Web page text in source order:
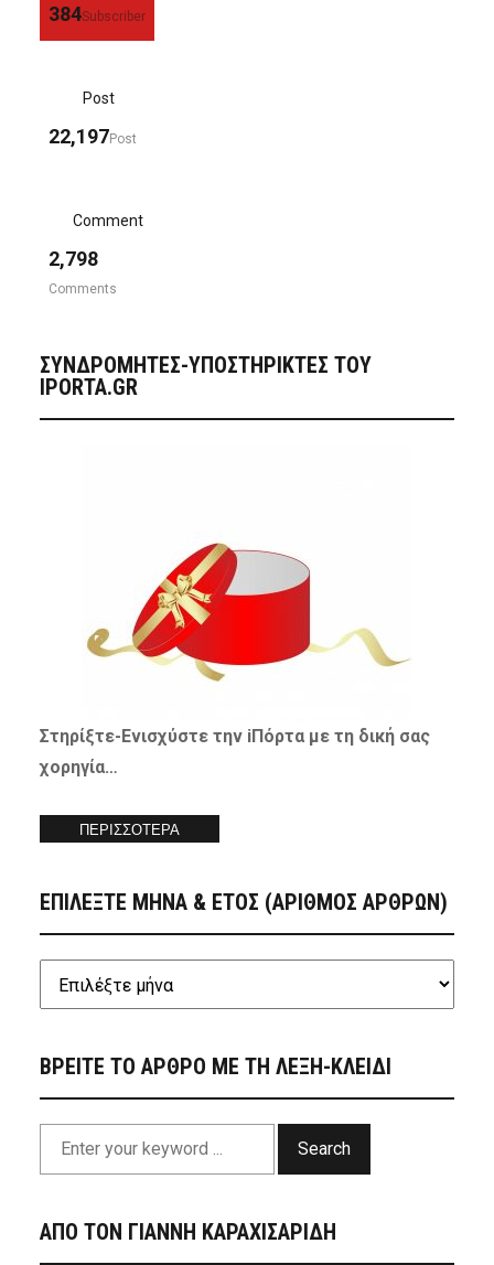
384Subscriber
Post
22,197Post
Comment
2,798
Comments
ΣΥΝΔΡΟΜΗΤΈΣ-ΥΠΟΣΤΗΡΙΚΤΈΣ ΤΟΥ
IPORTA.GR
Στηρίξτε-Ενισχύστετην iΠόρτα με τη δική σας
χορηγία…
ΠΕΡΙΣΣΟΤΕΡΑ
ΕΠΙΛΕΞΤΕ ΜΗΝΑ & ΕΤΟΣ (ΑΡΙΘΜΟΣ ΑΡΘΡΩΝ)
ΒΡΕΙΤΕ ΤΟ ΑΡΘΡΟ ΜΕ ΤΗ ΛΕΞΗ-ΚΛΕΙΔΙ
Search
ΑΠΟ ΤΟΝ ΓΙΑΝΝΗ ΚΑΡΑΧΙΣΑΡΙΔΗ